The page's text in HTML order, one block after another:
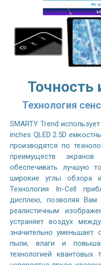
Точность
Технология
SMARTY Trend
inches QLED 2.5D
производятся по
преимуществ
обеспечивать лучшую
широкие углы обзора
Технология In-Cell
дисплею, позволяя
реалистичным
устраняет воздух
значительно уменьшает
пыли, влаги и
технологией квантовых